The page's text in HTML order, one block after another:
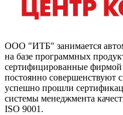
ООО "ИТБ" занимается
на базе программных
сертифицированные
постоянно
успешно прошли
системы менеджмента
ISO 9001.